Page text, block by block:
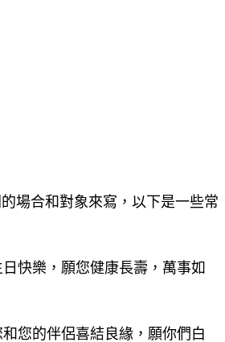
場合和對象來寫，以下是一些常
快樂，願您健康長壽，萬事如
您的伴侶喜結良緣，願你們白